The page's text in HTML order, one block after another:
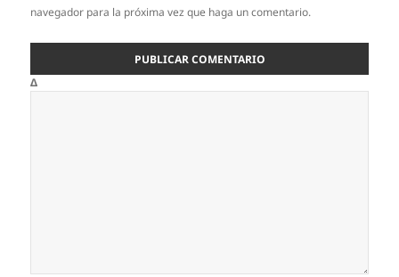
navegador para la próxima vez que haga un comentario.
Δ